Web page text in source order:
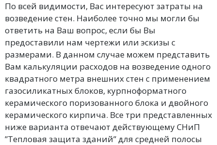
По всей видимости, Вас интересуют затраты на
возведение стен. Наиболее точно мы могли бы
ответить на Ваш вопрос, если бы Вы
предоставили нам чертежи или эскизы с
размерами. В данном случае можем представить
Вам калькуляции расходов на возведение одного
квадратного метра внешних стен с применением
газосиликатных блоков, курпноформатного
керамического поризованного блока и двойного
керамического кирпича. Все три представленных
ниже варианта отвечают действующему СНиП
”Тепловая защита зданий” для средней полосы